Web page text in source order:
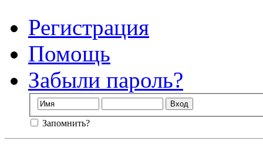
Регистрация
Помощь
Забыли пароль?
Запомнить?